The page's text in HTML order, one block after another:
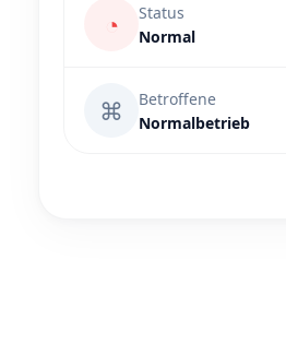
◔
Status
Normal
⌘
Betroffene
Normalbetrieb